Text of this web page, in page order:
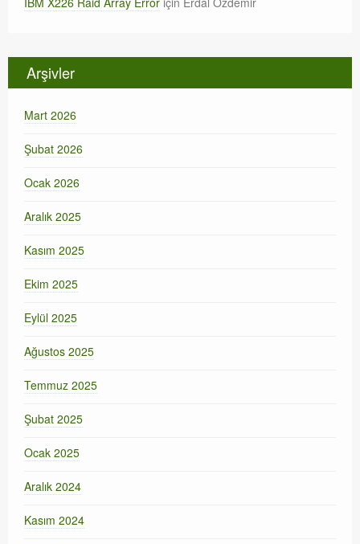
Arşivler
Mart 2026
Şubat 2026
Ocak 2026
Aralık 2025
Kasım 2025
Ekim 2025
Eylül 2025
Ağustos 2025
Temmuz 2025
Şubat 2025
Ocak 2025
Aralık 2024
Kasım 2024